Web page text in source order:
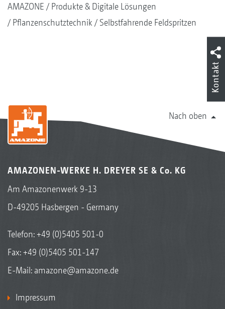
AMAZONE
Produkte & Digitale Lösungen
Pflanzenschutztechnik
Selbstfahrende Feldspritzen
Nach oben
AMAZONEN-WERKE H. DREYER SE & Co. KG
Am Amazonenwerk 9-13
D-49205 Hasbergen - Germany
Telefon:+49 (0)5405 501-0
Fax: +49 (0)5405 501-147
E-Mail: amazone@amazone.de
Impressum
Kontakt